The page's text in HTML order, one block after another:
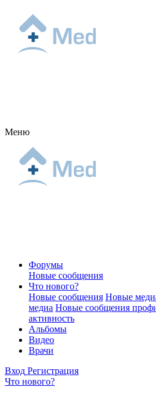
Меню
Форумы
Новые сообщения
Что нового?
Новые сообщения Новые
медиа Новые сообщения
активность
Альбомы
Видео
Врачи
Вход Регистрация
Что нового?